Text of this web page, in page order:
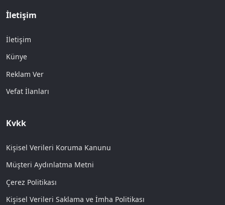
İletişim
İletişim
Künye
Reklam Ver
Vefat İlanları
Kvkk
Kişisel Verileri Koruma Kanunu
Müşteri Aydınlatma Metni
Çerez Politikası
Kişisel Verileri Saklama ve İmha Politikası